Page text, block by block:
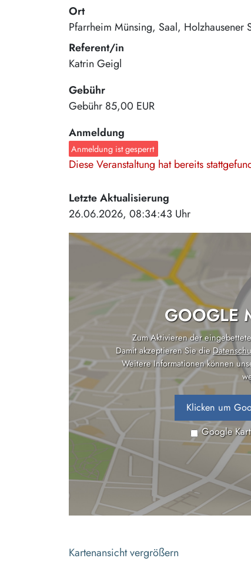
Ort
Pfarrheim Münsing, Saal Holzhausener
Referent/in
Katrin Geigl
Gebühr
Gebühr 85,00 EUR
Anmeldung
Anmeldung ist gesperrt
Diese Veranstaltung hat bereits
Letzte Aktualisierung
26.06.2026, 08:34:43 Uhr
GOOGLE
Zum Aktivieren der
Damit akzeptieren Sie die
Weitere Informationen können
Klicken um
Google
Kartenansicht vergrößern